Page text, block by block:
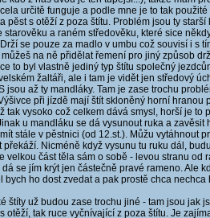
určitě funguje a podle mne je to tak
pěst s otěží z poza štítu. Problém jsou ty
starověku a raném středověku, které sice
se pouze za madlo v umbu což souvisí i s
na ně přidělat řemení pro jiný způsob
to byl vlastně jediný typ štítu společný
žaltáři, ale i tam je vidět jen středový
jsou až ty mandláky. Tam je zase trochu
při jízdě mají štít skloněný horní
tak vysoko což celkem dává smysl, horší je to
u mandláku se dá vysunout ruka a
stále v pěstnici (od 12.st.). Můžu vytáhnout
překáží. Nicméně když vysunu tu ruku dál,
velkou část těla sám o sobě - levou stranu od
se jím krýt jen částečně pravé rameno. Ale
bych ho dost zvedat a pak prostě chca nechca
štíty už budou zase trochu jiné - tam jsou jak
otěží, tak ruce vyčnívající z poza štítu. Je